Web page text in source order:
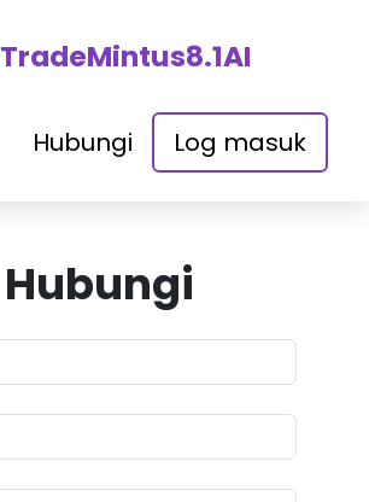
TradeMintus8.1AI
Hubungi Log masuk
Hubungi